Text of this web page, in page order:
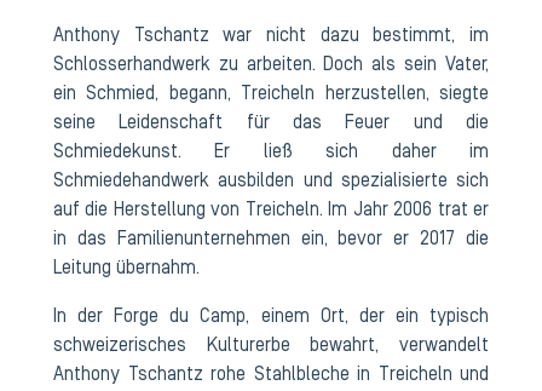
Anthony Tschantz war nicht dazu bestimmt, im
Schlosserhandwerk zu arbeiten. Doch als sein Vater,
ein Schmied, begann, Treicheln herzustellen, siegte
seine Leidenschaft für das Feuer und die
Schmiedekunst. Er ließ sich daher im
Schmiedehandwerk ausbilden und spezialisierte sich
auf die Herstellung von Treicheln. Im Jahr 2006 trat er
in das Familienunternehmen ein, bevor er 2017 die
Leitung übernahm.
In der Forge du Camp, einem Ort, der ein typisch
schweizerisches Kulturerbe bewahrt, verwandelt
Anthony Tschantz rohe Stahlbleche in Treicheln und